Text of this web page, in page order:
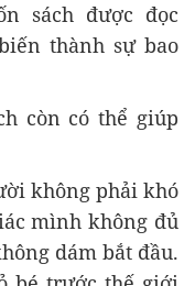
sách được đọc
thành sự bao
còn có thể giúp
không phải khó
mình không đủ
dám bắt đầu.